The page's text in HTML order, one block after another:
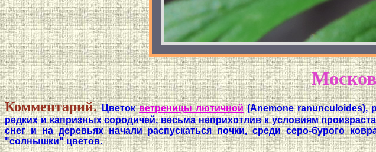
Комментарий.Цветокветреницы лютичной(Anemone ranunculoides),
редких и капризных сородичей, весьма неприхотлив к условиям
снег и на деревьях начали распускаться почки, среди серо-бурого
"солнышки" цветов.